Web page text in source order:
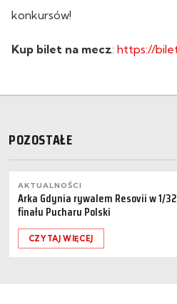
konkursów!
Kup bilet na mecz: https://
POZOSTAŁE
AKTUALNOŚCI
Arka Gdynia rywalem Resovii w 1/32
finału Pucharu Polski
CZYTAJ WIĘCEJ